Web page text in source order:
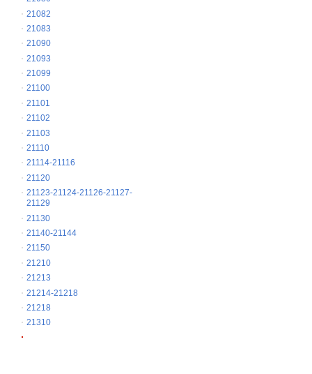
21082
21083
21090
21093
21099
21100
21101
21102
21103
21110
21114-21116
21120
21123-21124-21126-21127-
21129
21130
21140-21144
21150
21210
21213
21214-21218
21218
21310